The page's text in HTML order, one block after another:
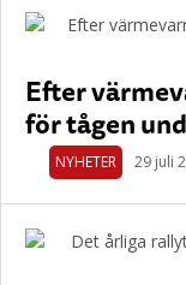
Efter
för tågen
NYHETER 29 juli